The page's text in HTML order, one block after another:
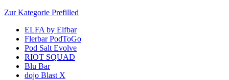
Zur Kategorie Prefilled
ELFA by Elfbar
Flerbar PodToGo
Pod Salt Evolve
RIOT SQUAD
Blu Bar
dojo Blast X